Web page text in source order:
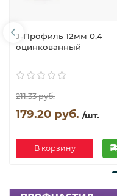
J-Профиль 12мм 0,4
оцинкованный
211.33 руб.
179.20 руб. /шт.
В корзину